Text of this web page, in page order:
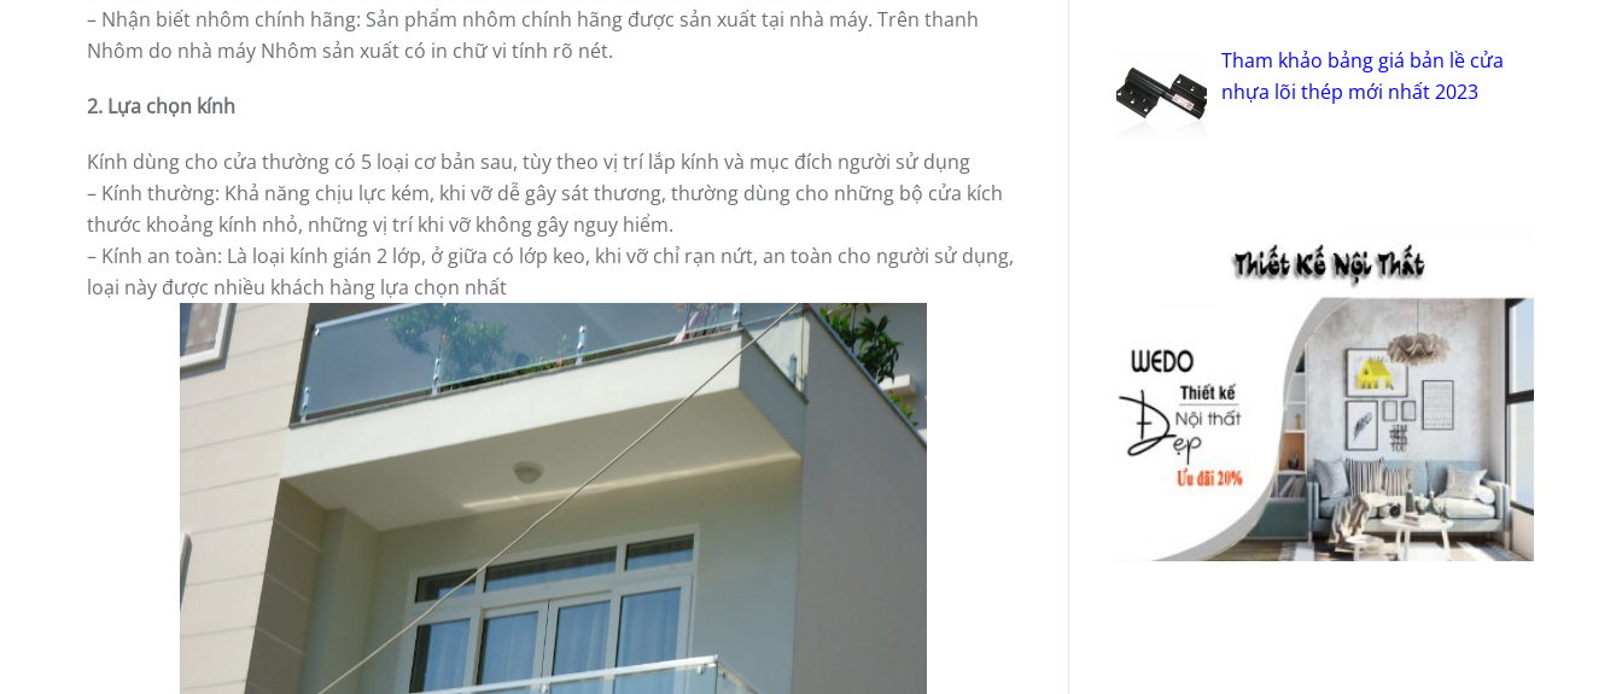
– Nhận biết nhôm chính hãng: Sản phẩm nhôm chính hãng được sản xuất tại nhà máy. Trên thanh
Nhôm do nhà máy Nhôm sản xuất có in chữ vi tính rõ nét.
2. Lựa chọn kính
Kính dùng cho cửa thường có 5 loại cơ bản sau, tùy theo vị trí lắp kính và mục đích người sử dụng
– Kính thường: Khả năng chịu lực kém, khi vỡ dễ gây sát thương, thường dùng cho những bộ cửa kích
thước khoảng kính nhỏ, những vị trí khi vỡ không gây nguy hiểm.
– Kính an toàn: Là loại kính gián 2 lớp, ở giữa có lớp keo, khi vỡ chỉ rạn nứt, an toàn cho người sử dụng,
loại này được nhiều khách hàng lựa chọn nhất
Tham khảo bảng giá bản lề cửa
nhựa lõi thép mới nhất 2023